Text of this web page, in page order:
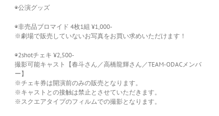
◉公演グッズ
◉非売品ブロマイド 4枚1組 ¥1,000-
※劇場で販売していないお写真をお買い求めいただけます！
◉2shotチェキ ¥2,500-
撮影可能キャスト【春斗さん／高橋龍輝さん／TEAM-ODACメンバ
ー】
※チェキ券は開演前のみの販売となります。
※キャストとの接触は禁止とさせていただきます。
※スクエアタイプのフィルムでの撮影となります。